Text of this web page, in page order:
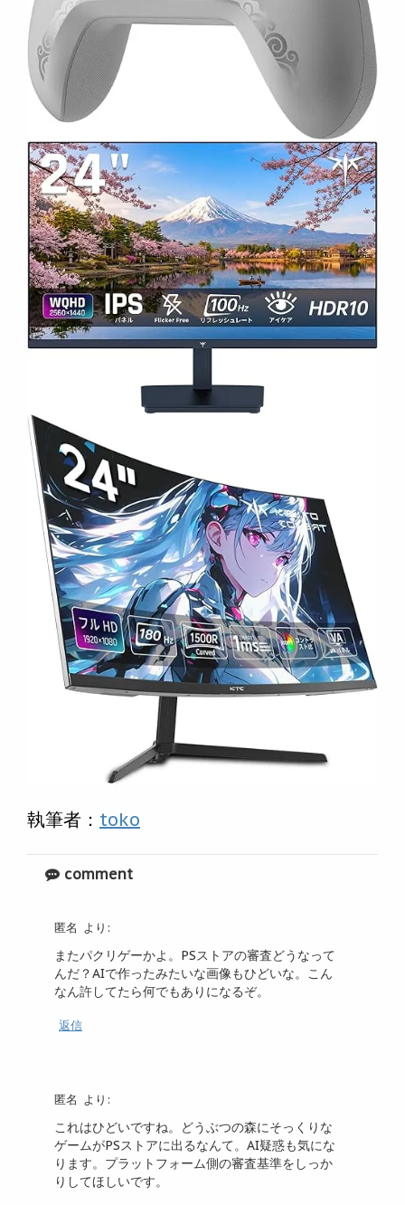
執筆者： toko
comment
匿名 より:
またパクリゲーかよ。PSストアの審査どうなって
んだ？AIで作ったみたいな画像もひどいな。こん
なん許してたら何でもありになるぞ。
返信
匿名 より:
これはひどいですね。どうぶつの森にそっくりな
ゲームがPSストアに出るなんて。AI疑惑も気にな
ります。プラットフォーム側の審査基準をしっか
りしてほしいです。